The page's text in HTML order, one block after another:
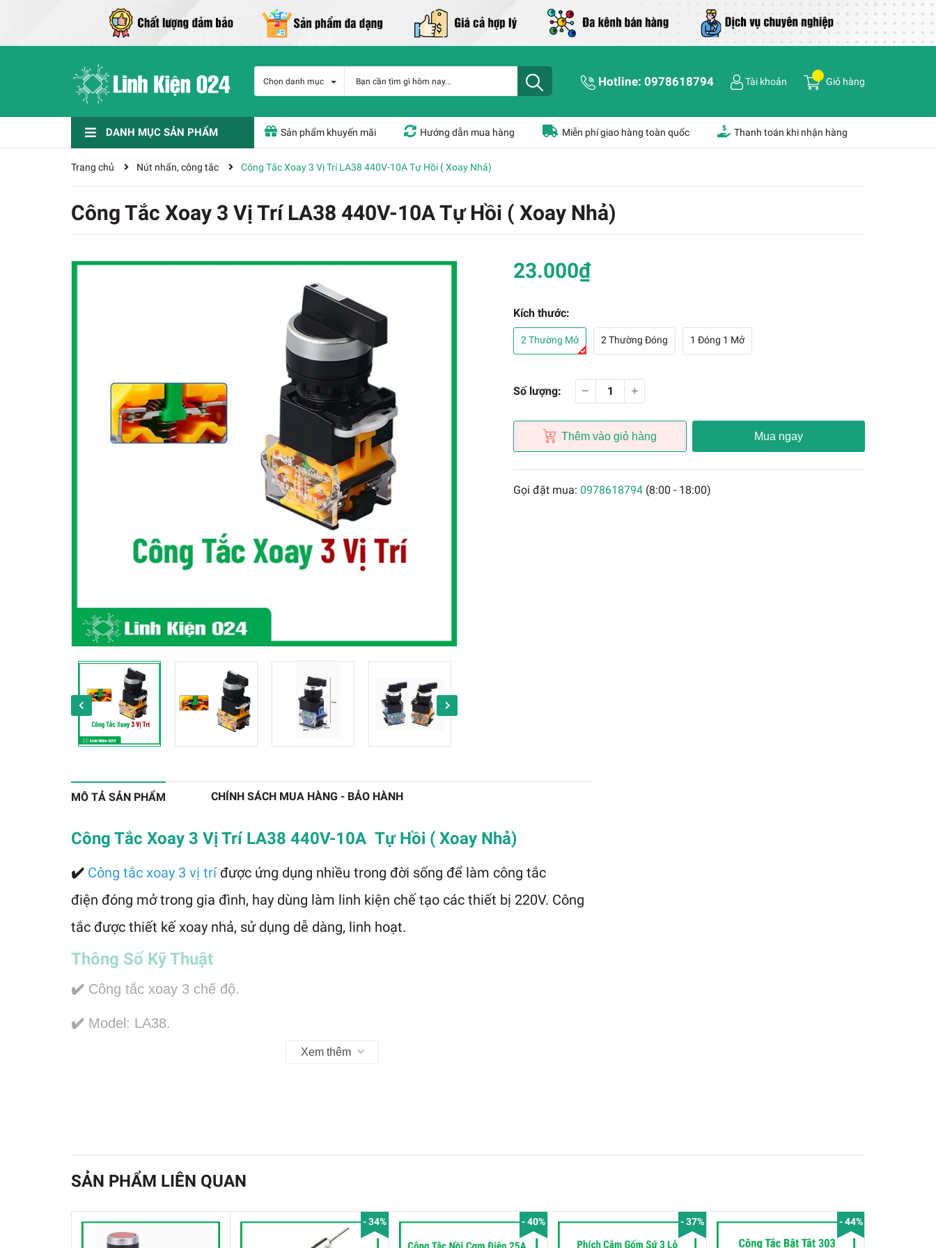
Chọn danh mục Hotline: 0978618794 Tài khoản Giỏ hàng
DANH MỤC SẢN PHẨM Sản phẩm khuyến mãi Hướng dẫn mua hàng Miễn phí giao hàng toàn quốc Thanh toán khi nhận hàng
Trang chủ Nút nhấn, công tắc Công Tắc Xoay 3 Vị Trí LA38 440V-10A Tự Hồi ( Xoay Nhả)
Công Tắc Xoay 3 Vị Trí LA38 440V-10A Tự Hồi ( Xoay Nhả)
23.000₫
Kích thước:
2 Thường Mở 2 Thường Đóng 1 Đóng 1 Mở
Số lượng:
Thêm vào giỏ hàng Mua ngay
Gọi đặt mua: 0978618794 (8:00 - 18:00)
MÔ TẢ SẢN PHẨM CHÍNH SÁCH MUA HÀNG - BẢO HÀNH
Công Tắc Xoay 3 Vị Trí LA38 440V-10A Tự Hồi ( Xoay Nhả)
✔️ Công tắc xoay 3 vị tríđược ứng dụng nhiều trong đời sống để làm công tắc
điện đóng mở trong gia đình, hay dùng làm linh kiện chế tạo các thiết bị 220V. Công
tắc được thiết kế xoay nhả, sử dụng dễ dàng, linh hoạt.
Thông Số Kỹ Thuật
✔️ Công tắc xoay 3 chế độ.
✔️ Model: LA38.
✔️Kích thước 77x37x30 mm
Khối lượng: 50 gram
✔️Màu sắc đen cam
Xem thêm
SẢN PHẨM LIÊN QUAN
- 34% - 40% - 37% - 44%